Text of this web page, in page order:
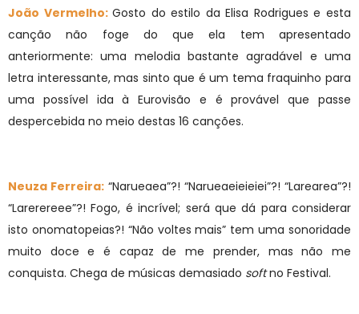
João Vermelho:Gosto do estilo da Elisa Rodrigues e esta
canção não foge do que ela tem apresentado
anteriormente: uma melodia bastante agradável e uma
letra interessante, mas sinto que é um tema fraquinho para
uma possível ida à Eurovisão e é provável que passe
despercebida no meio destas 16 canções.
Neuza Ferreira: “Narueaea”?! “Narueaeieieiei”?! “Larearea”?!
“Larerereee”?! Fogo, é incrível; será que dá para considerar
isto onomatopeias?! “Não voltes mais” tem uma sonoridade
muito doce e é capaz de me prender, mas não me
conquista. Chega de músicas demasiado softno Festival.